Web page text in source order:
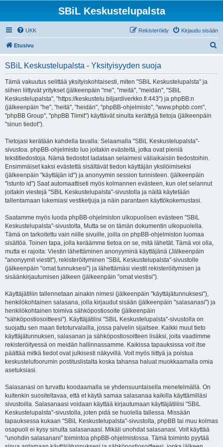
SBiL Keskustelupalsta
UKK Kirjaudu sisään
Rekisteröidy
Etusivu
SBiL Keskustelupalsta - Yksityisyyden suoja
Tämä vakuutus selittää yksityiskohtaisesti, miten "SBiL Keskustelupalsta" ja
siihen liittyvät yritykset (jälkeenpäin "me", "meitä", "meidän", "SBiL
Keskustelupalsta", "https://keskustelu.biljardiverkko.fi:443") ja phpBB:n
(jälkeenpäin "he", "heitä", "heidän", "phpBB-ohjelmisto", "www.phpbb.com",
"phpBB Group", "phpBB Tiimit") käyttävät sinulta kerättyjä tietoja (jälkeenpäin
"sinun tiedot").
Tietojasi kerätään kahdella tavalla: Selaamalla "SBiL Keskustelupalsta"-
sivustoa. phpBB-ohjelmisto luo joitakin evästeitä, jotka ovat pieniä
tekstitiedostoja. Nämä tiedostot ladataan selaimesi väliaikaisiin tiedostoihin.
Ensimmäiset kaksi evästettä sisältävät tiedon käyttäjän yksilöimiseksi
(jälkeenpäin "käyttäjän id") ja anonyymin session tunnisteen. (jälkeenpäin
"istunto id") Saat automaattiseti myös kolmannen evästeen, kun olet selannut
joitakin viestejä "SBiL Keskustelupalsta"-sivustolla ja näitä käytetään
tallentamaan lukemiasi vestiketjuja ja näin parantaen käyttökokemustasi.
Saatamme myös luoda phpBB-ohjelmiston ulkopuolisen evästeen "SBiL
Keskustelupalsta"-sivustolta, Mutta se on tämän dokumentin ulkopuolella.
Tämä on tarkoitettu vain niille sivuille, joilla on phpBB-ohjelmiston luomaa
sisältöä. Toinen tapa, jolla keräämme tietoa on se, mitä lähetät. Tämä voi olla,
mutta ei rajoita: Viestin lähettäminen anonyyminä käyttäjänä (Jälkeenpäin
"anonyymit viestit"), rekisteröityminen "SBiL Keskustelupalsta"-sivustolle
(jälkeenpäin "omat tunnuksesi") ja lähettämäsi viestit rekisteröitymisen ja
sisäänkirjautumisen jälkeen (jälkeenpäin "omat viestisi").
Käyttäjätiliin tallennetaan ainakin nimesi (jälkeenpäin "käyttäjätunnuksesi"),
henkilökohtainen salasana, jolla kirjaudut sisään (jälkeenpäin "salasanasi") ja
henkilökohtainen toimiva sähköpostiosoite (jälkeenpäin
"sähköpostiosoitteesi"). Käyttäjätilisi "SBiL Keskustelupalsta"-sivustolla on
suojattu sen maan tietoturvalailla, jossa palvelin sijaitsee. Kaikki muut tieto
käyttäjätunnuksen, salasanan ja sähköpostiosoitteen lisäksi, joita vaadimme
rekisteröityessä on meidän hallinnassamme. Kaikissa tapauksissa voit itse
päättää mitkä tiedot ovat julkisesti näkyvillä. Voit myös liittyä ja poistua
keskustelufoorumin postituslistalta koska tahansa haluat muokkaamalla omia
asetuksiasi.
Salasanasi on turvattu koodaamalla se yhdensuuntaisella menetelmällä. On
kuitenkin suositeltavaa, että et käytä samaa salasanaa kaikilla käyttämilläsi
sivustoilla. Salasanaasi voidaan käyttää kirjautumaan käyttäjätiliisi "SBiL
Keskustelupalsta"-sivustolla, joten pidä se huolella tallessa. Missään
tapauksessa kukaan "SBiL Keskustelupalsta"-sivustolta, phpBB tai muu kolmas
osapuoli ei kysy sinulta salasanaasi. Mikäli unohdat salasanasi. Voit käyttää
"unohdin salasanani" toimintoa phpBB-ohjelmistossa. Tämä toiminto pyytää